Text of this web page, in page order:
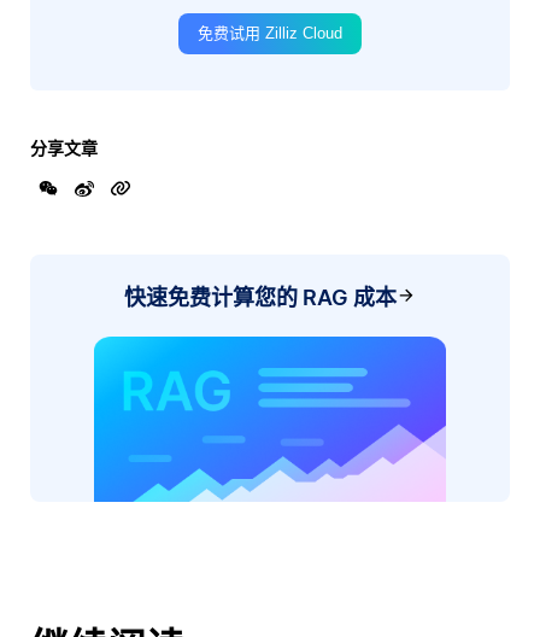
免费试用 Zilliz Cloud
分享文章
快速免费计算您的 RAG 成本